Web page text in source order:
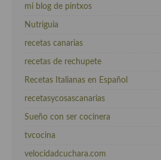
mi blog de pintxos
Nutriguia
recetas canarias
recetas de rechupete
Recetas Italianas en Español
recetasycosascanarias
Sueño con ser cocinera
tvcocina
velocidadcuchara.com